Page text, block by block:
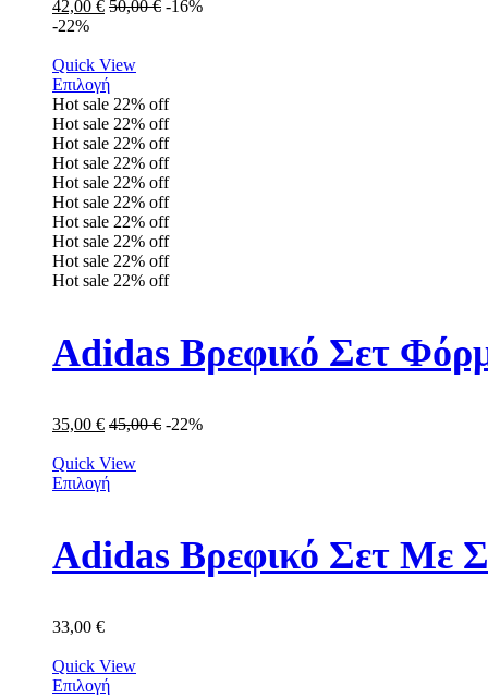
42,00 € 50,00€ -16%
-22%
Quick View
Επιλογή
Hot sale 22% off
Hot sale 22% off
Hot sale 22% off
Hot sale 22% off
Hot sale 22% off
Hot sale 22% off
Hot sale 22% off
Hot sale 22% off
Hot sale 22% off
Hot sale 22% off
Adidas Βρεφικό Σετ
35,00 € 45,00€ -22%
Quick View
Επιλογή
Adidas Βρεφικό Σετ Με
33,00 €
Quick View
Επιλογή